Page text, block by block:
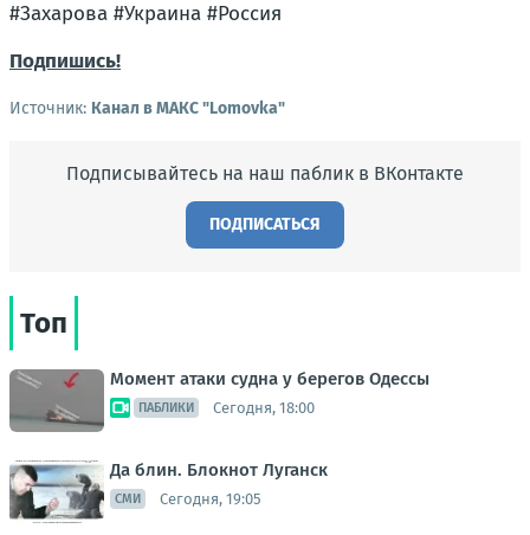
#Захарова #Украина #Россия
Подпишись!
Источник: Канал в МАКС "Lomovka"
Подписывайтесь на наш паблик в ВКонтакте
ПОДПИСАТЬСЯ
Топ
Момент атаки судна у берегов Одессы
ПАБЛИКИ Сегодня, 18:00
Да блин. Блокнот Луганск
СМИ Сегодня, 19:05